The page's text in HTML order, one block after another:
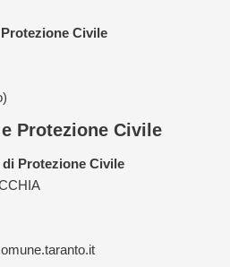
Civile
Protezione Civile
Protezione Civile